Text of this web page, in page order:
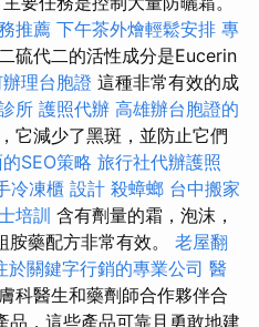
推薦 下午茶外燴輕鬆安排 專
硫代二的活性成分是Eucerin
理台胞證 這種非常有效的成
所 護照代辦 高雄辦台胞證的
它減少了黑斑，並防止它們
SEO策略 旅行社代辦護照
冷凍櫃 設計 殺蟑螂 台中搬家
培訓 含有劑量的霜，泡沫，
藥配方非常有效。 老屋翻
於關鍵字行銷的專業公司 醫
科醫生和藥劑師合作夥伴合
品，這些產品可靠且勇敢地建